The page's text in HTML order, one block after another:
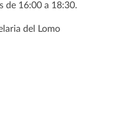
de 16:00 a 18:30.
del Lomo